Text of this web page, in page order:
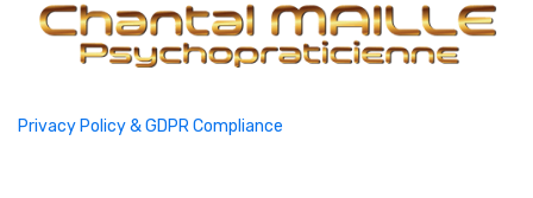
Privacy Policy & GDPR Compliance